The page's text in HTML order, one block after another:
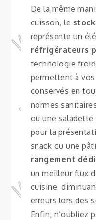
De la même
cuisson, le
représente un
réfrigérateurs
technologie
permettent à
conservés en
normes
ou une
pour la
snack ou une
rangement
un meilleur flux
cuisine,
erreurs lors des
Enfin, n’oubliez